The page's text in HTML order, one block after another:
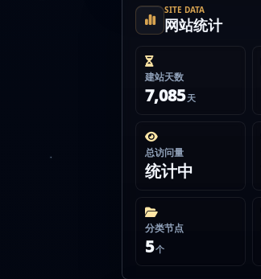
SITE DATA
网站统计
建站天数
7,085 天
总访问量
统计中
分类节点
5个